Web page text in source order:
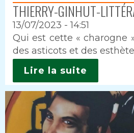
THIERRY-GINHUT-
13/07/2023 - 14:51
Intro
Qui est cette « charogne
des asticots et des
Lire la suite